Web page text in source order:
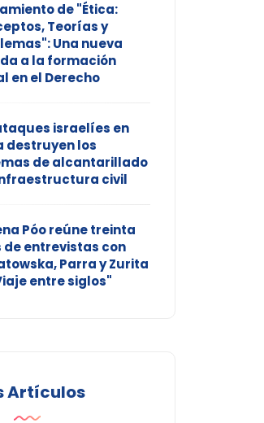
de "Ética:
Teorías y
Una nueva
a la formación
en el Derecho
israelíes en
destruyen los
de alcantarillado
civil
Póo reúne treinta
de entrevistas con
Parra y Zurita
entre siglos"
Artículos